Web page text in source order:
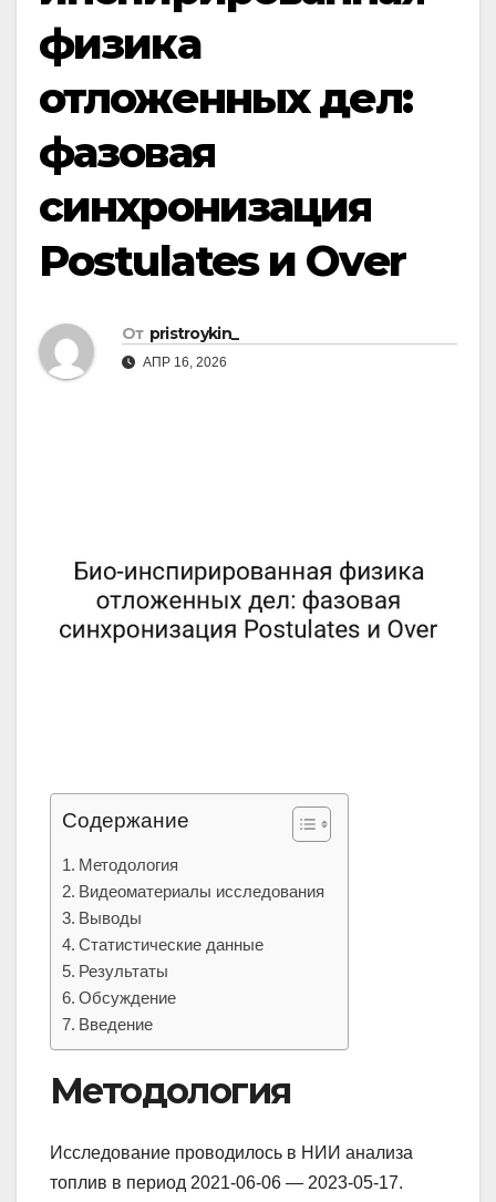
физика
отложенных дел:
фазовая
синхронизация
Postulates и Over
От pristroykin_
АПР 16, 2026
Содержание
Методология
Видеоматериалы исследования
Выводы
Статистические данные
Результаты
Обсуждение
Введение
Методология
Исследование проводилось в НИИ анализа
топлив в период 2021-06-06 — 2023-05-17.